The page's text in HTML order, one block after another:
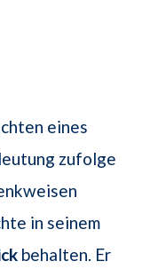
eines
zufolge
in seinem
behalten. Er